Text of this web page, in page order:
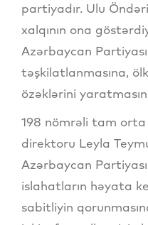
partiyadır. Ulu
xalqının ona
Azərbaycan
təşkilatlanmasına,
özəklərini
198 nömrəli tam
direktoru Leyla
Azərbaycan
islahatların həyata
sabitliyin